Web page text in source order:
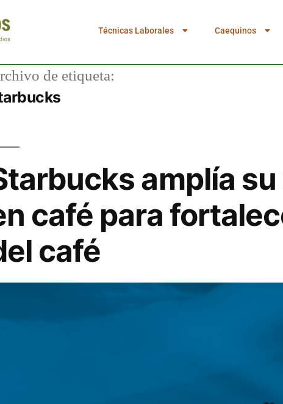
Técnicas Laborales Caequinos
de etiqueta:
amplía
café para
café